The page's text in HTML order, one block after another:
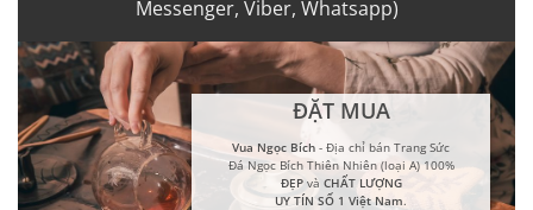
Messenger, Viber, Whatsapp)
ĐẶT MUA
Vua Ngọc Bích - Địa chỉ bán Trang Sức
Đá Ngọc Bích Thiên Nhiên (loại A) 100%
ĐẸPvà CHẤT LƯỢNG
UY TÍN SỐ 1 Việt Nam.